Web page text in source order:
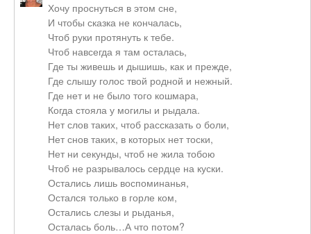
Хочу проснуться в этом сне,
И чтобы сказка не кончалась,
Чтоб руки протянуть к тебе.
Чтоб навсегда я там осталась,
Где ты живешь и дышишь, как и прежде,
Где слышу голос твой родной и нежный.
Где нет и не было того кошмара,
Когда стояла у могилы и рыдала.
Нет слов таких, чтоб рассказать о боли,
Нет снов таких, в которых нет тоски,
Нет ни секунды, чтоб не жила тобою
Чтоб не разрывалось сердце на куски.
Остались лишь воспоминанья,
Остался только в горле ком,
Остались слезы и рыданья,
Осталась боль…А что потом?